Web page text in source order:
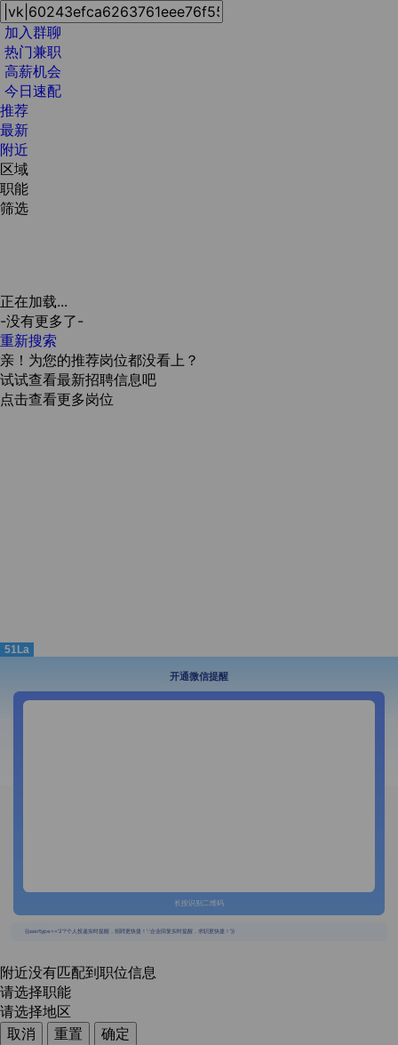
加入群聊
热门兼职
高薪机会
今日速配
推荐
最新
附近
区域
职能
筛选
正在加载...
-没有更多了-
重新搜索
亲！为您的推荐岗位都没看上？
试试查看最新招聘信息吧
点击查看更多岗位
51La
开通微信提醒
长按识别二维码
{{usertype=='2'?'个人投递实时提醒，招聘更快捷！':'企业回复实时提醒，求职更快捷！'}}
附近没有匹配到职位信息
请选择职能
请选择地区
取消
重置
确定